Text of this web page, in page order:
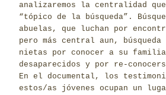
analizaremos la centralidad
“tópico de la búsqueda”.
abuelas, que luchan por
pero más central aun,
nietas por conocer a su
desaparecidos y por re-
En el documental, los
estos/as jóvenes ocupan un